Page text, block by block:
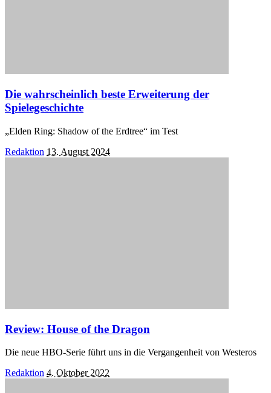
Die wahrscheinlich beste Erweiterung der
Spielegeschichte
„Elden Ring: Shadow of the Erdtree“ im Test
Posted
Redaktion 13. August 2024
Review: House of the Dragon
Die neue HBO-Serie führt uns in die Vergangenheit von Westeros
Posted
Redaktion 4. Oktober 2022